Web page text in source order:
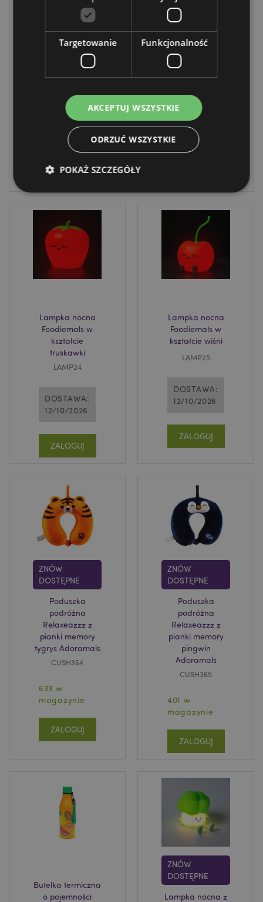
Lampka nocna
Foodiemals w
kształcie frytek
DOSTAWA:
12/10/2026
ZALOGUJ
Lampka nocna
Foodiemals w
kształcie
hamburgera
LAMP23
DOSTAWA:
12/10/2026
Lampka nocna
Foodiemals w
kształcie
truskawki
LAMP24
DOSTAWA:
12/10/2026
ZALOGUJ
Lampka nocna
Foodiemals w
kształcie wiśni
LAMP25
DOSTAWA:
12/10/2026
ZALOGUJ
ZNÓW
DOSTĘPNE
Poduszka
podróżna
Relaxeazzz z
pianki memory
tygrys Adoramals
CUSH364
633 w
magazynie
ZALOGUJ
ZNÓW
DOSTĘPNE
Poduszka
podróżna
Relaxeazzz z
pianki memory
pingwin
Adoramals
CUSH365
401 w
magazynie
ZALOGUJ
Butelka termiczna
o pojemności
ZNÓW
DOSTĘPNE
Lampka nocna z
Targetowanie Funkcjonalność
AKCEPTUJ WSZYSTKIE
ODRZUĆ WSZYSTKIE
POKAŻ SZCZEGÓŁY
Niezbędne pliki cookie pozwalają na sprawne
funkcjonowanie strony. Należą do nich loginy
CookieScriptConsent
CookieScript
.puckator.pl
form_key
.www.puckator.pl
PHPSESSID
PHP.net
.www.puckator.pl
Adobe Inc.
www.puckator.pl